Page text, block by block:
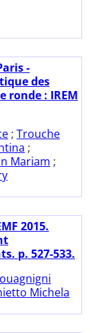
-
des
ronde : IREM
; Trouche
;
Mariam ;
2015.
p. 527-533.
Michela